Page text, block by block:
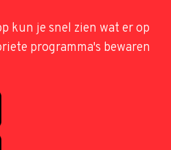
kun je snel zien wat er op
programma's bewaren